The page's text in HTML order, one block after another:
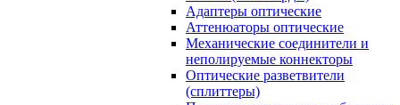
Адаптеры оптические
Аттенюаторы оптические
Механические соединители и
неполируемые коннекторы
Оптические разветвители
(сплиттеры)